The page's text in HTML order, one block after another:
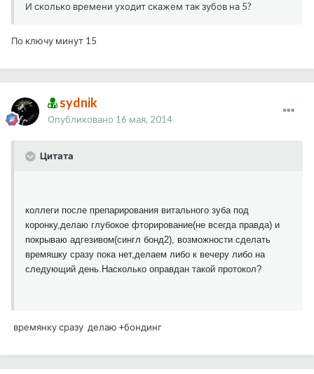
И сколько времени уходит скажем так зубов на 5?
По ключу минут 15
sydnik
Опубликовано 16 мая, 2014
Цитата
коллеги после препарирования витального зуба под
коронку,делаю глубокое фторирование(не всегда правда) и
покрываю адгезивом(сингл бонд2), возможности сделать
времяшку сразу пока нет,делаем либо к вечеру либо на
следующий день.Насколько оправдан такой протокол?
времянку сразу делаю +бондинг